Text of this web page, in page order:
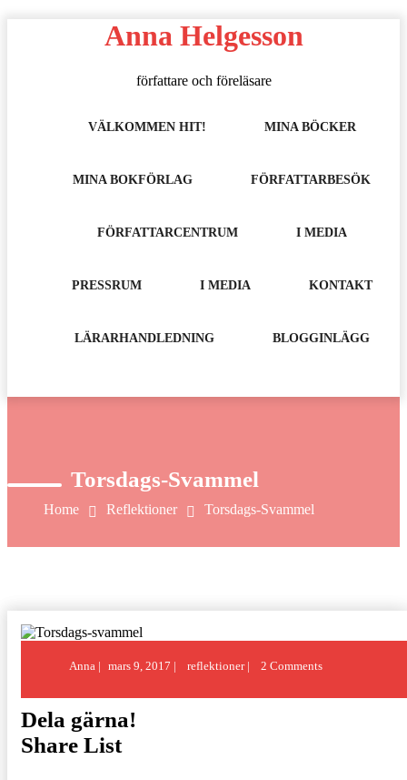
Anna Helgesson
författare och föreläsare
VÄLKOMMEN HIT! MINA BÖCKER
MINA BOKFÖRLAG FÖRFATTARBESÖK
FÖRFATTARCENTRUM I MEDIA
PRESSRUM I MEDIA KONTAKT
LÄRARHANDLEDNING BLOGGINLÄGG
Torsdags-Svammel
Home Reflektioner Torsdags-Svammel
Anna
Posted
mars 9, 2017 reflektioner 2 Comments
Dela gärna!
Share List